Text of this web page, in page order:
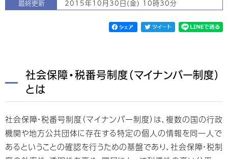
最終更新 2015年10月30日(金) 10時30分
社会保障・税番号制度（マイナンバー制度）
とは
社会保障・税番号制度（マイナンバー制度）は、複数の国の行政
機関や地方公共団体に存在する特定の個人の情報を同一人で
あるということの確認を行うための基盤であり、社会保障・税制